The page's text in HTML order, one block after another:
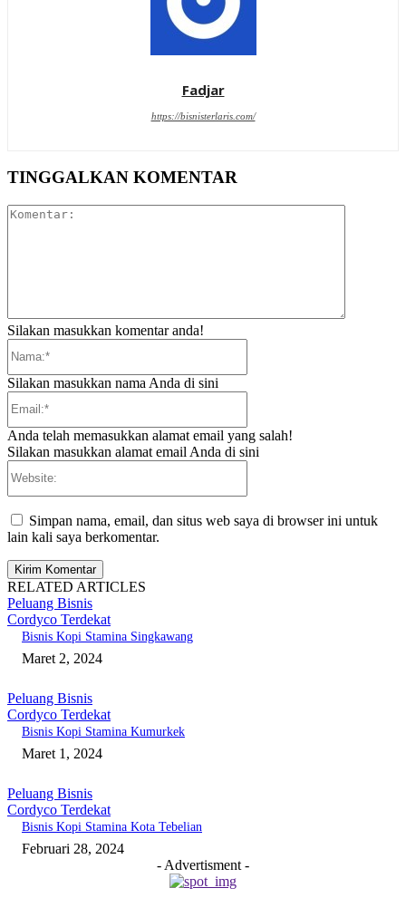
Fadjar
https://bisnisterlaris.com/
TINGGALKAN KOMENTAR
Silakan masukkan komentar anda!
Silakan masukkan nama Anda di sini
Anda telah memasukkan alamat email yang salah!
Silakan masukkan alamat email Anda di sini
Simpan nama, email, dan situs web saya di browser ini untuk
lain kali saya berkomentar.
RELATED ARTICLES
Peluang Bisnis
Cordyco Terdekat
Bisnis Kopi Stamina Singkawang
Maret 2, 2024
Peluang Bisnis
Cordyco Terdekat
Bisnis Kopi Stamina Kumurkek
Maret 1, 2024
Peluang Bisnis
Cordyco Terdekat
Bisnis Kopi Stamina Kota Tebelian
Februari 28, 2024
- Advertisment -